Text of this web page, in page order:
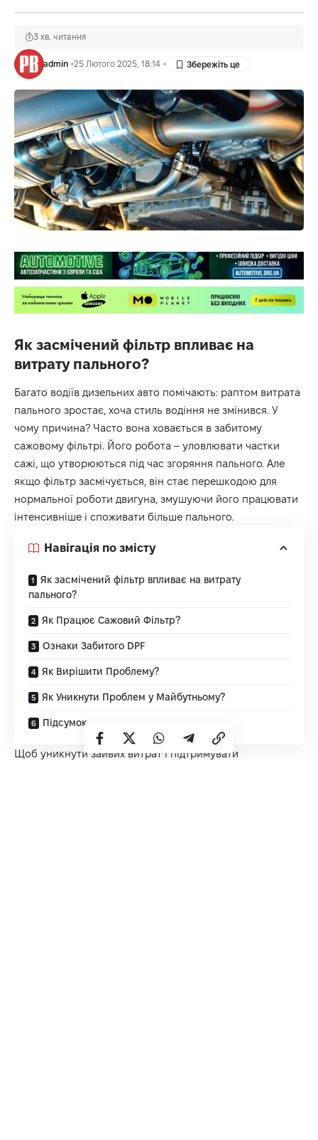
admin 25 Лютого 2025, 18:14
3 хв. читання
Як засмічений фільтр впливає на
витрату пального?
Багато водіїв дизельних авто помічають: раптом витрата
пального зростає, хоча стиль водіння не змінився. У
чому причина? Часто вона ховається в забитому
сажовому фільтрі. Його робота – уловлювати частки
сажі, що утворюються під час згоряння пального. Але
якщо фільтр засмічується, він стає перешкодою для
нормальної роботи двигуна, змушуючи його працювати
інтенсивніше і споживати більше пального.
Навігація по змісту
Як засмічений фільтр впливає на витрату
пального?
Як Працює Сажовий Фільтр?
Ознаки Забитого DPF
Як Вирішити Проблему?
Як Уникнути Проблем у Майбутньому?
Підсумок
Щоб уникнути зайвих витрат і підтримувати